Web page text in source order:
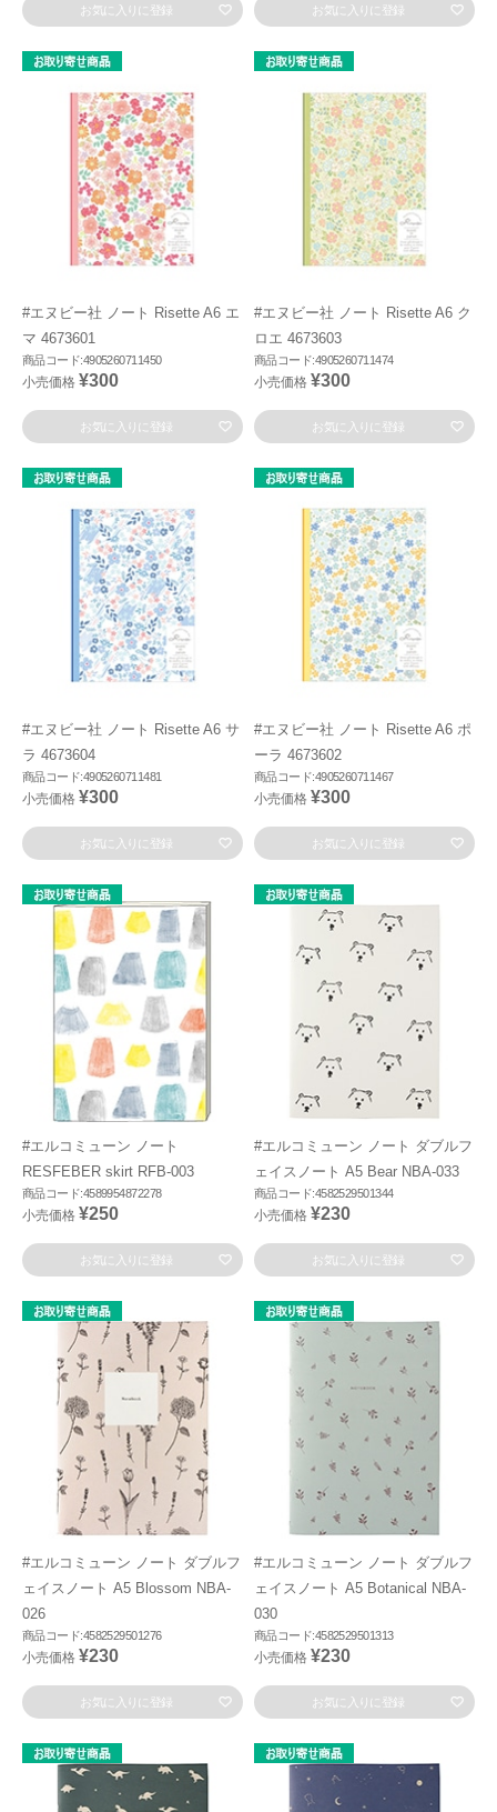
お気に入りに登録 お気に入りに登録
#エヌビー社 ノート Risette A6 エ
マ 4673601
商品コード:4905260711450
小売価格 ¥300
お気に入りに登録
#エヌビー社 ノート Risette A6 ク
ロエ 4673603
商品コード:4905260711474
小売価格 ¥300
お気に入りに登録
#エヌビー社 ノート Risette A6 サ
ラ 4673604
商品コード:4905260711481
小売価格 ¥300
お気に入りに登録
#エヌビー社 ノート Risette A6 ポ
ーラ 4673602
商品コード:4905260711467
小売価格 ¥300
お気に入りに登録
#エルコミューン ノート
RESFEBER skirt RFB-003
商品コード:4589954872278
小売価格 ¥250
お気に入りに登録
#エルコミューン ノート ダブルフ
ェイスノート A5 Bear NBA-033
商品コード:4582529501344
小売価格 ¥230
お気に入りに登録
#エルコミューン ノート ダブルフ
ェイスノート A5 Blossom NBA-
026
商品コード:4582529501276
小売価格 ¥230
お気に入りに登録
#エルコミューン ノート ダブルフ
ェイスノート A5 Botanical NBA-
030
商品コード:4582529501313
小売価格 ¥230
お気に入りに登録